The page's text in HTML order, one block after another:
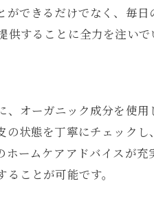
ラー
る新スタイル
こと
できるだけでなく、毎
することに全力を注いで
オーガニック成分を使
状態を丁寧にチェック
ームケアアドバイスが
ことが可能です。